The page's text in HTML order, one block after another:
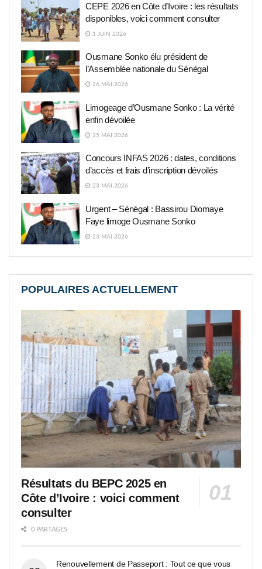
CEPE 2026 en Côte d’Ivoire : les résultats
disponibles, voici comment consulter
1 JUIN 2026
Ousmane Sonko élu président de
l’Assemblée nationale du Sénégal
26 MAI 2026
Limogeage d’Ousmane Sonko : La vérité
enfin dévoilée
25 MAI 2026
Concours INFAS 2026 : dates, conditions
d’accès et frais d’inscription dévoilés
23 MAI 2026
Urgent – Sénégal : Bassirou Diomaye
Faye limoge Ousmane Sonko
23 MAI 2026
POPULAIRES ACTUELLEMENT
Résultats du BEPC 2025 en
Côte d’Ivoire : voici comment
consulter
0 PARTAGES
Renouvellement de Passeport : Tout ce que vous